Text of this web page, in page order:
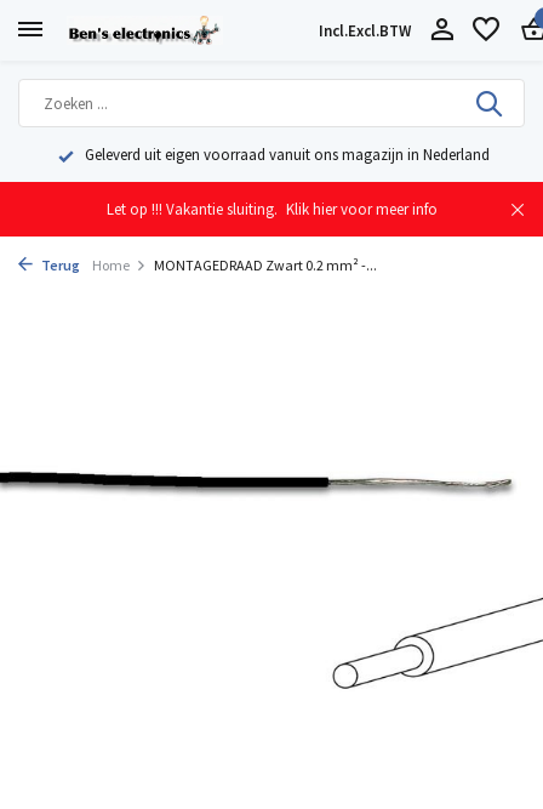
Incl.Excl.BTW
Geleverd uit eigen voorraad vanuit ons magazijn in Nederland
Let op !!! Vakantie sluiting. Klik hier voor meer info
Terug Home MONTAGEDRAAD Zwart 0.2 mm² -...